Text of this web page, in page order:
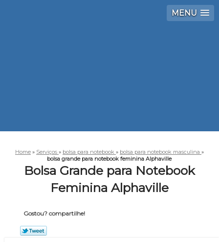
MENU
Home » Serviços » bolsa para notebook » bolsa para notebook masculina »
bolsa grande para notebook feminina Alphaville
Bolsa Grande para Notebook
Feminina Alphaville
Gostou? compartilhe!